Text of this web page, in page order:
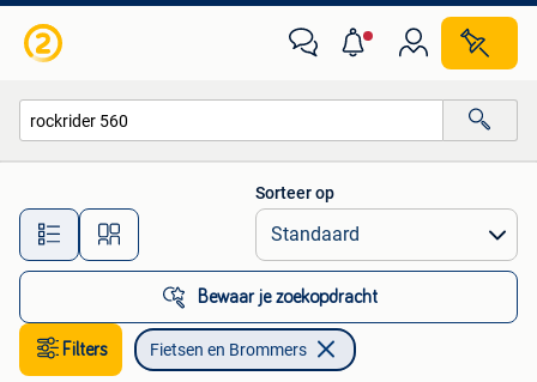
Alle afstanden…
Sorteer op
Bewaar je zoekopdracht
Filters Fietsen en Brommers